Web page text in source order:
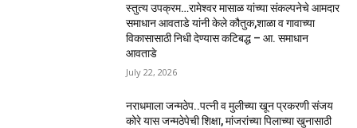
स्तुत्य उपक्रम…रामेश्वर मासाळ यांच्या संकल्पनेचे आमदार
समाधान आवताडे यांनी केले कौतुक,शाळा व गावाच्या
विकासासाठी निधी देण्यास कटिबद्ध – आ. समाधान
आवताडे
July 22, 2026
नराधमाला जन्मठेप..पत्नी व मुलीच्या खून प्रकरणी संजय
कोरे यास जन्मठेपेची शिक्षा, मांजरांच्या पिलाच्या खुनासाठी